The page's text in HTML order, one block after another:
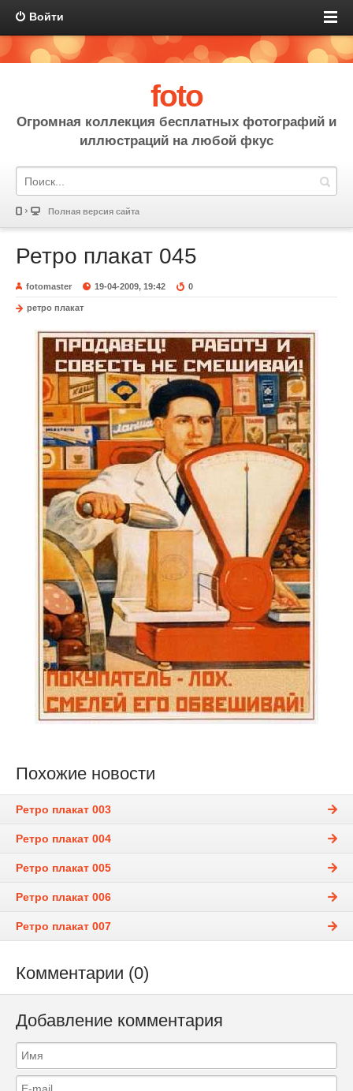
Войти
foto
Огромная коллекция бесплатных фотографий и
иллюстраций на любой фкус
Полная версия сайта
Ретро плакат 045
fotomaster 19-04-2009, 19:42 0
ретро плакат
Похожие новости
Ретро плакат 003
Ретро плакат 004
Ретро плакат 005
Ретро плакат 006
Ретро плакат 007
Комментарии (0)
Добавление комментария